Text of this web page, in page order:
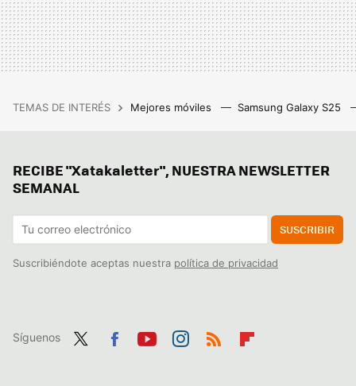
TEMAS DE INTERÉS Mejores móviles Samsung Galaxy S25
RECIBE "Xatakaletter", NUESTRA NEWSLETTER
SEMANAL
SUSCRIBIR
Suscribiéndote aceptas nuestra política de privacidad
Síguenos